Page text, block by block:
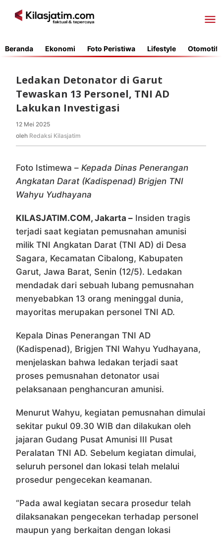
Beranda Ekonomi Foto Peristiwa Lifestyle Otomotif
Ledakan Detonator di Garut
Tewaskan 13 Personel, TNI AD
Lakukan Investigasi
12 Mei 2025
Redaksi
oleh Redaksi Kilasjatim
Foto Istimewa – Kepada Dinas Penerangan
Angkatan Darat (Kadispenad) Brigjen TNI
Wahyu Yudhayana
KILASJATIM.COM, Jakarta – Insiden tragis
terjadi saat kegiatan pemusnahan amunisi
milik TNI Angkatan Darat (TNI AD) di Desa
Sagara, Kecamatan Cibalong, Kabupaten
Garut, Jawa Barat, Senin (12/5). Ledakan
mendadak dari sebuah lubang pemusnahan
menyebabkan 13 orang meninggal dunia,
mayoritas merupakan personel TNI AD.
Kepala Dinas Penerangan TNI AD
(Kadispenad), Brigjen TNI Wahyu Yudhayana,
menjelaskan bahwa ledakan terjadi saat
proses pemusnahan detonator usai
pelaksanaan penghancuran amunisi.
Menurut Wahyu, kegiatan pemusnahan dimulai
sekitar pukul 09.30 WIB dan dilakukan oleh
jajaran Gudang Pusat Amunisi III Pusat
Peralatan TNI AD. Sebelum kegiatan dimulai,
seluruh personel dan lokasi telah melalui
prosedur pengecekan keamanan.
“Pada awal kegiatan secara prosedur telah
dilaksanakan pengecekan terhadap personel
maupun yang berkaitan dengan lokasi